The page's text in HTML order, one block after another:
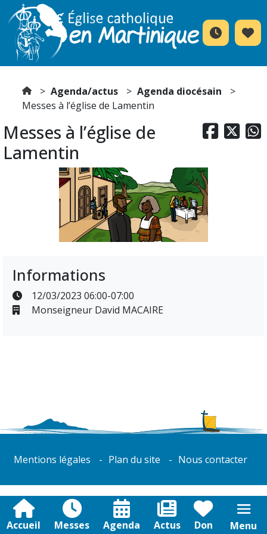
Accueil Messes Agenda Actus Don Menu
Agenda/actus
Agenda diocésain
Messes à l’église de Lamentin
  
Messes à l’église de
Lamentin
Informations
12/03/2023 06:00-07:00
Monseigneur David MACAIRE
Mentions légales Plan du site Nous contacter